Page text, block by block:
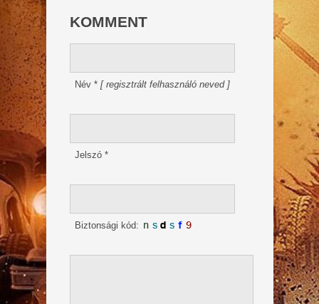
KOMMENT
Név * [ regisztrált felhasználó neved ]
Jelszó *
Biztonsági kód: